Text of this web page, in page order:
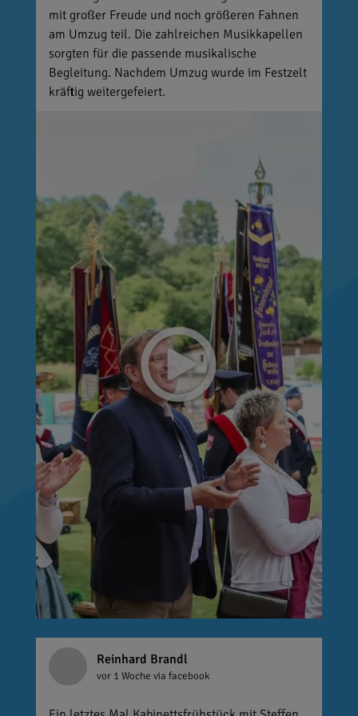
mit großer Freude und noch größeren Fahnen
am Umzug teil. Die zahlreichen Musikkapellen
sorgten für die passende musikalische
Begleitung. Nachdem Umzug wurde im Festzelt
kräftig weitergefeiert.
Reinhard Brandl
vor 1 Woche via facebook